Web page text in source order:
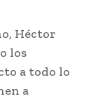
Héctor
los
a todo lo
a